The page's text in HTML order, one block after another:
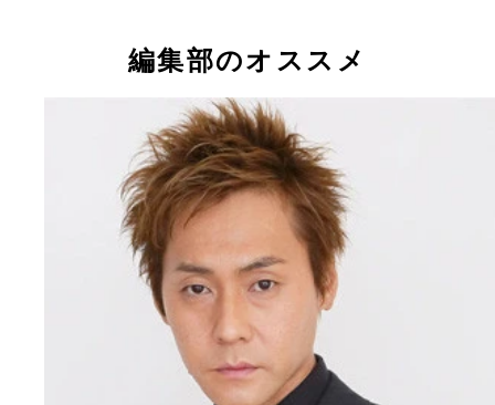
編集部のオススメ